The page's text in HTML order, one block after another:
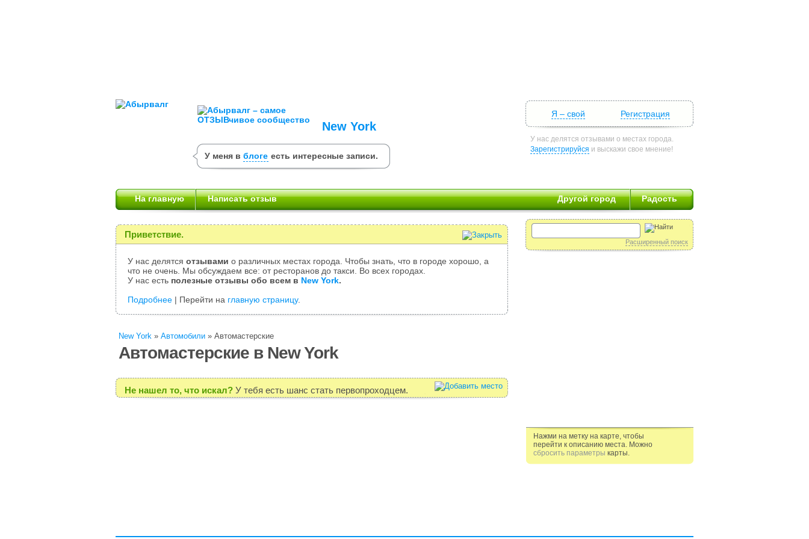
New York
У меня в блоге есть интересные записи.
Я – свой Регистрация
У нас делятся отзывами о местах города.
Зарегистрируйся и выскажи свое мнение!
На главную Написать отзыв Другой город Радость
Приветствие.
У нас делятся отзывами о различных местах города. Чтобы знать, что в городе хорошо, а
что не очень. Мы обсуждаем все: от ресторанов до такси. Во всех городах.
У нас есть полезные отзывы обо всем в New York.
Подробнее | Перейти на главную страницу.
New York » Автомобили » Автомастерские
Автомастерские в New York
Не нашел то, что искал? У тебя есть шанс стать первопроходцем.
Расширенный поиск
Нажми на метку на карте, чтобы
перейти к описанию места. Можно
сбросить параметры карты.